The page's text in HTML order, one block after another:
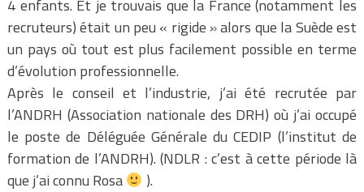
4 enfants. Et je trouvais que la France (notamment les
recruteurs) était un peu « rigide » alors que la Suède est
un pays où tout est plus facilement possible en terme
d’évolution professionnelle.
Après le conseil et l’industrie, j’ai été recrutée par
l’ANDRH (Association nationale des DRH) où j’ai occupé
le poste de Déléguée Générale du CEDIP (l’institut de
formation de l’ANDRH). (NDLR : c’est à cette période là
que j’ai connu Rosa
).